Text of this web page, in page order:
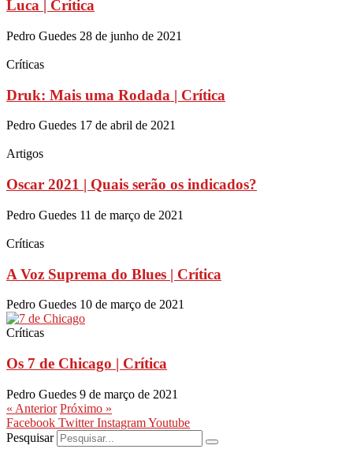
Luca | Crítica
Pedro Guedes 28 de junho de 2021
Críticas
Druk: Mais uma Rodada | Crítica
Pedro Guedes 17 de abril de 2021
Artigos
Oscar 2021 | Quais serão os indicados?
Pedro Guedes 11 de março de 2021
Críticas
A Voz Suprema do Blues | Crítica
Pedro Guedes 10 de março de 2021
Críticas
Os 7 de Chicago | Crítica
Pedro Guedes 9 de março de 2021
« Anterior Próximo »
Facebook Twitter InstagramYoutube
Pesquisar